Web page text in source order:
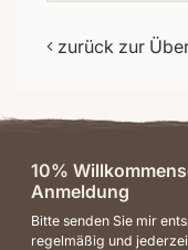
zurück zur
10%
Anmeldung
Bitte senden Sie mir
regelmäßig und